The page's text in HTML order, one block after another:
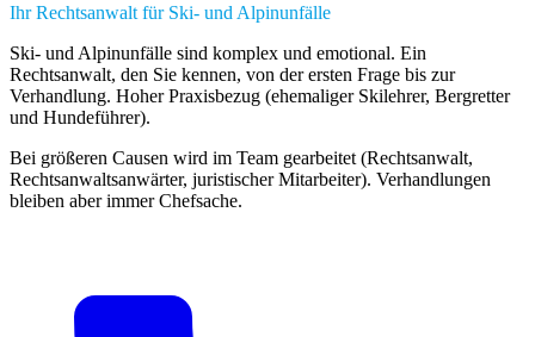
Ihr Rechtsanwalt für Ski- und Alpinunfälle
Ski- und Alpinunfälle sind komplex und emotional. Ein
Rechtsanwalt, den Sie kennen, von der ersten Frage bis zur
Verhandlung. Hoher Praxisbezug (ehemaliger Skilehrer, Bergretter
und Hundeführer).
Bei größeren Causen wird im Team gearbeitet (Rechtsanwalt,
Rechtsanwaltsanwärter, juristischer Mitarbeiter). Verhandlungen
bleiben aber immer Chefsache.